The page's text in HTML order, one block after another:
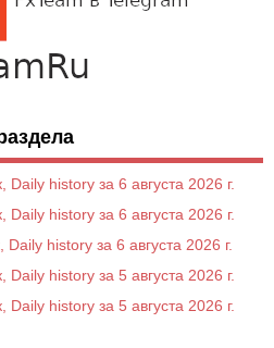
history за 6 августа 2026 г.
history за 6 августа 2026 г.
history за 6 августа 2026 г.
history за 5 августа 2026 г.
history за 5 августа 2026 г.